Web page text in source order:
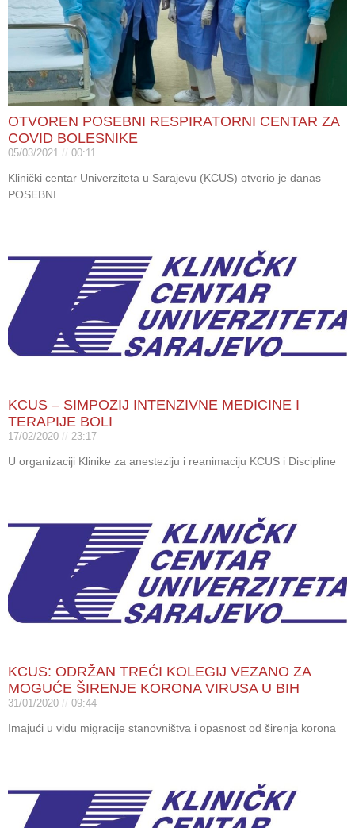
OTVOREN POSEBNI RESPIRATORNI CENTAR ZA
COVID BOLESNIKE
05/03/2021 00:11
Klinički centar Univerziteta u Sarajevu (KCUS) otvorio je danas
POSEBNI
KCUS – SIMPOZIJ INTENZIVNE MEDICINE I
TERAPIJE BOLI
17/02/2020 23:17
U organizaciji Klinike za anesteziju i reanimaciju KCUS i Discipline
KCUS: ODRŽAN TREĆI KOLEGIJ VEZANO ZA
MOGUĆE ŠIRENJE KORONA VIRUSA U BIH
31/01/2020 09:44
Imajući u vidu migracije stanovništva i opasnost od širenja korona